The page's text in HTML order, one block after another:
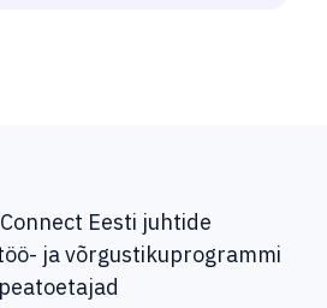
Eesti juhtide
ja võrgustikuprogrammi
peatoetajad